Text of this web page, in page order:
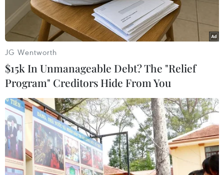
Ông Abdulla Al-Marri, trọng tài người Qatar sẽ bắt chính trận
U23 Việt Nam-U23 Kuwait. (Nguồn: Getty Images)
JG Wentworth
$15k In Unmanageable Debt? The "Relief
Program" Creditors Hide From You